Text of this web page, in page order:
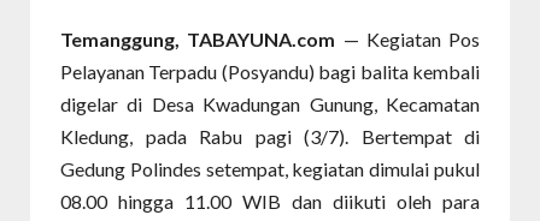
Temanggung, TABAYUNA.com — Kegiatan Pos
Pelayanan Terpadu (Posyandu) bagi balita kembali
digelar di Desa Kwadungan Gunung, Kecamatan
Kledung, pada Rabu pagi (3/7). Bertempat di
Gedung Polindes setempat, kegiatan dimulai pukul
08.00 hingga 11.00 WIB dan diikuti oleh para